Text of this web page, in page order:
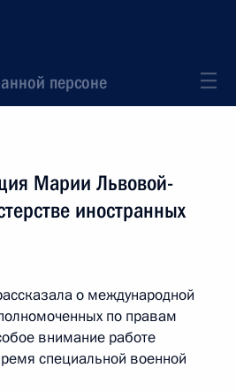
персоне
Марии Львовой-
иностранных
о международной
по правам
внимание работе
специальной военной